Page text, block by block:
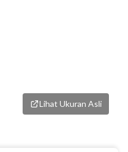
Lihat Ukuran Asli